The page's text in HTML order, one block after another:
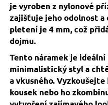
je vyroben z nylonové
zajišťuje jeho odolnost
pletení je 4 mm, což
dojmu.
Tento náramek je
minimalistický styl a
a vkusného.
kousek nebo ho
D
o
p
r
u
č
u